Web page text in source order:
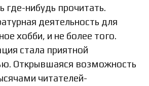
где-нибудь прочитать.
деятельность для
хобби, и не более того.
стала приятной
Открывшаяся возможность
читателей-